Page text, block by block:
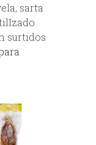
sarta
surtidos